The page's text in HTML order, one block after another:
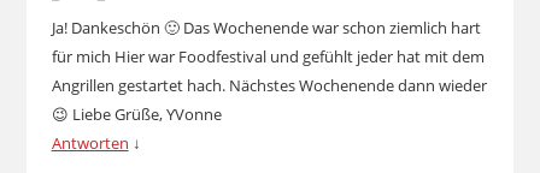
Ja! Dankeschön 🙂 Das Wochenende war schon ziemlich hart
für mich Hier war Foodfestival und gefühlt jeder hat mit dem
Angrillen gestartet hach. Nächstes Wochenende dann wieder
😉 Liebe Grüße, YVonne
Antworten ↓